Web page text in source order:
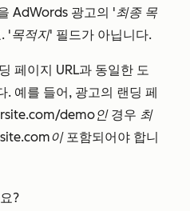
AdWords 광고의 '최종 목
'목적지' 필드가 아닙니다.
페이지 URL과 동일한 도
. 예를 들어, 광고의 랜딩 페
demo인 경우 최
이포함되어야 합니
?